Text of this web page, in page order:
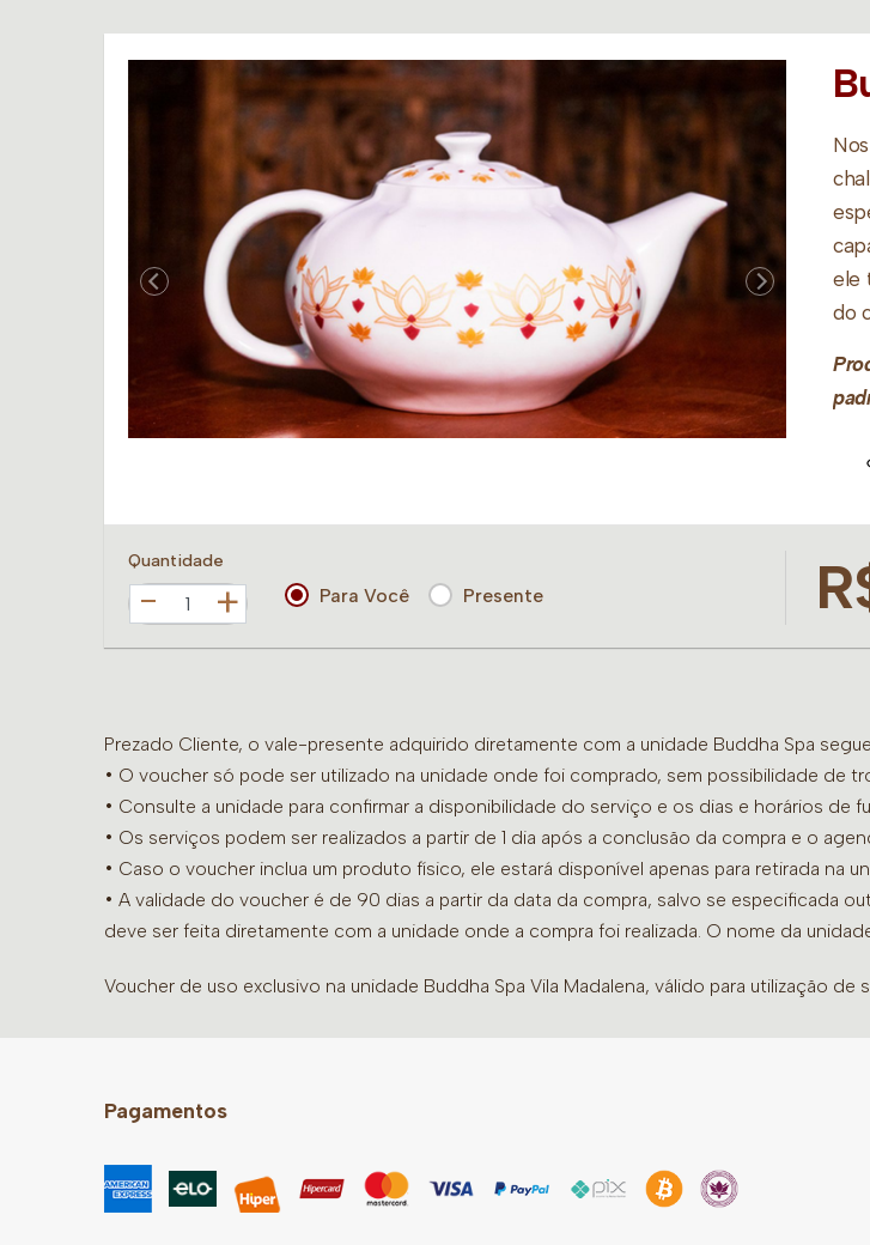
ele
do
Quantidade
+ Para Você Presente
Prezado Cliente, o vale-presente adquirido diretamente com a unidade Buddha Spa
• O voucher só pode ser utilizado na unidade onde foi comprado, sem possibilidade de
• Consulte a unidade para confirmar a disponibilidade do serviço e os dias e horários de
• Os serviços podem ser realizados a partir de 1 dia após a conclusão da compra e o
• Caso o voucher inclua um produto físico, ele estará disponível apenas para retirada
• A validade do voucher é de 90 dias a partir da data da compra, salvo se especificada
deve ser feita diretamente com a unidade onde a compra foi realizada. O nome da
Voucher de uso exclusivo na unidade Buddha Spa Vila Madalena, válido para utilização
Pagamentos